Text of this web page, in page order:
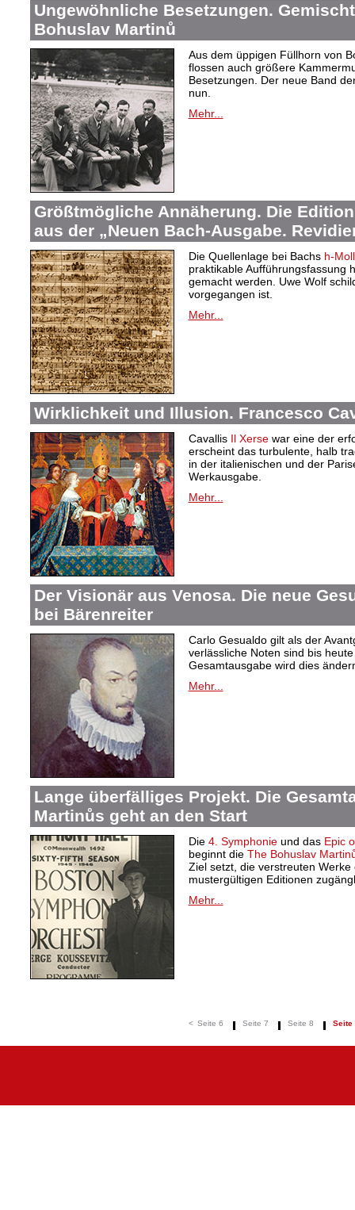
Ungewöhnliche Besetzungen.
Bohuslav Martinů
Aus dem üppigen Füllhorn von
flossen auch größere
Besetzungen. Der neue Band
nun.
Mehr...
Größtmögliche Annäherung. Die
aus der „Neuen Bach-Ausgabe.
Die Quellenlage bei Bachs h-
praktikable Aufführungsfassung
gemacht werden. Uwe Wolf
vorgegangen ist.
Mehr...
Wirklichkeit und Illusion. Francesco
Cavallis Il Xersewar eine der
erscheint das turbulente, halb
in der italienischen und der
Werkausgabe.
Mehr...
Der Visionär aus Venosa. Die neue
bei Bärenreiter
Carlo Gesualdo gilt als der
verlässliche Noten sind bis
Gesamtausgabe wird dies
Mehr...
Lange überfälliges Projekt. Die
Martinůs geht an den Start
Die 4. Symphonieund das Epic
beginnt die The Bohuslav
Ziel setzt, die verstreuten
mustergültigen Editionen
Mehr...
< Seite 6 Seite 7 Seite 8 Seite